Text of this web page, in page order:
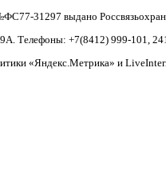
31297 выдано
Телефоны: +7(8412) 999-101,
«Яндекс.Метрика» и